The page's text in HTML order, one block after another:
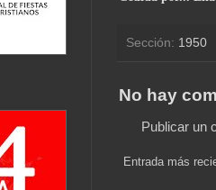
Sección: 1950
No hay
Publicar un
Entrada más